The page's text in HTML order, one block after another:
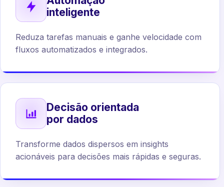
inteligente
Reduza tarefas manuais e ganhe velocidade com
fluxos automatizados e integrados.
Decisão orientada
por dados
Transforme dados dispersos em insights
acionáveis para decisões mais rápidas e seguras.